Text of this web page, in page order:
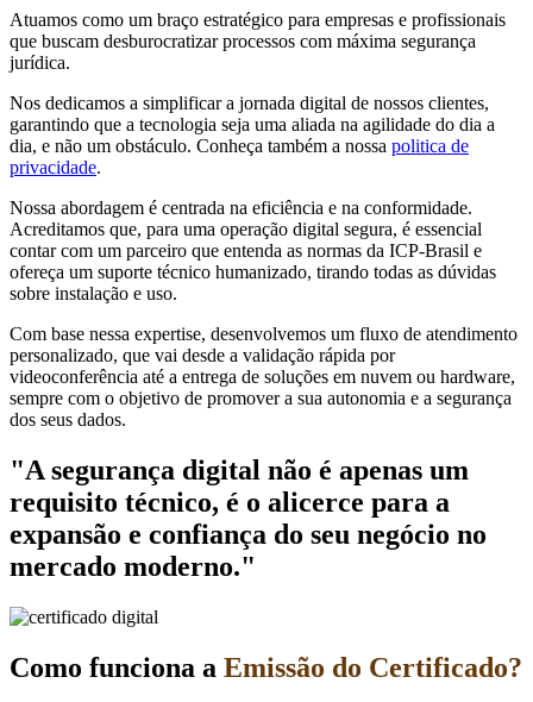
Atuamos como um braço estratégico para empresas e profissionais
que buscam desburocratizar processos com máxima segurança
jurídica.
Nos dedicamos a simplificar a jornada digital de nossos clientes,
garantindo que a tecnologia seja uma aliada na agilidade do dia a
dia, e não um obstáculo. Conheça também a nossa politica de
privacidade.
Nossa abordagem é centrada na eficiência e na conformidade.
Acreditamos que, para uma operação digital segura, é essencial
contar com um parceiro que entenda as normas da ICP-Brasil e
ofereça um suporte técnico humanizado, tirando todas as dúvidas
sobre instalação e uso.
Com base nessa expertise, desenvolvemos um fluxo de atendimento
personalizado, que vai desde a validação rápida por
videoconferência até a entrega de soluções em nuvem ou hardware,
sempre com o objetivo de promover a sua autonomia e a segurança
dos seus dados.
"A segurança digital não é apenas um
requisito técnico, é o alicerce para a
expansão e confiança do seu negócio no
mercado moderno."
Como funciona a Emissão do Certificado?